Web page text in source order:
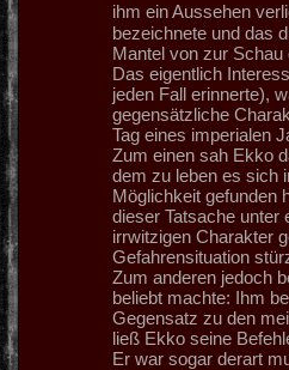
ihm ein Aussehen
bezeichnete und das
Mantel von zur
Das eigentlich
jeden Fall erinnerte),
gegensätzliche
Tag eines imperialen
Zum einen sah Ekko
dem zu leben es sich
Möglichkeit gefunden
dieser Tatsache unter
irrwitzigen Charakter
Gefahrensituation
Zum anderen jedoch
beliebt machte: Ihm
Gegensatz zu den
ließ Ekko seine
Er war sogar derart